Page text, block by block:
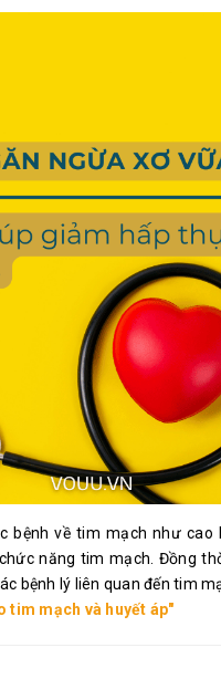
bệnh về tim mạch như cao
năng tim mạch. Đồng
bệnh lý liên quan đến tim
tim mạch và huyết áp"